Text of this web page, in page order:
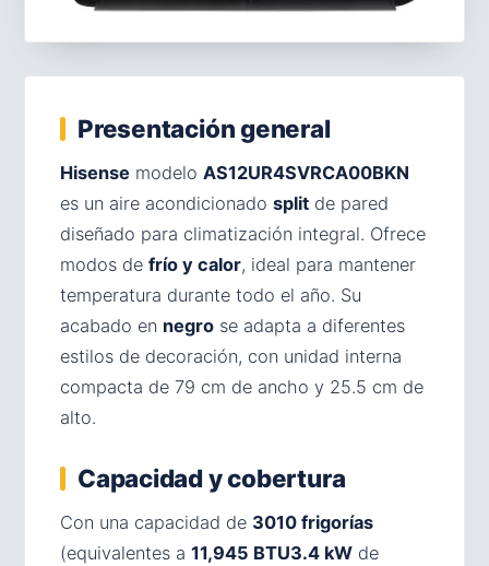
Presentación general
Hisense modelo AS12UR4SVRCA00BKN
es un aire acondicionado split de pared
diseñado para climatización integral. Ofrece
modos de frío y calor, ideal para mantener
temperatura durante todo el año. Su
acabado en negro se adapta a diferentes
estilos de decoración, con unidad interna
compacta de 79 cm de ancho y 25.5 cm de
alto.
Capacidad y cobertura
Con una capacidad de 3010 frigorías
(equivalentes a 11,945 BTU3.4 kW de